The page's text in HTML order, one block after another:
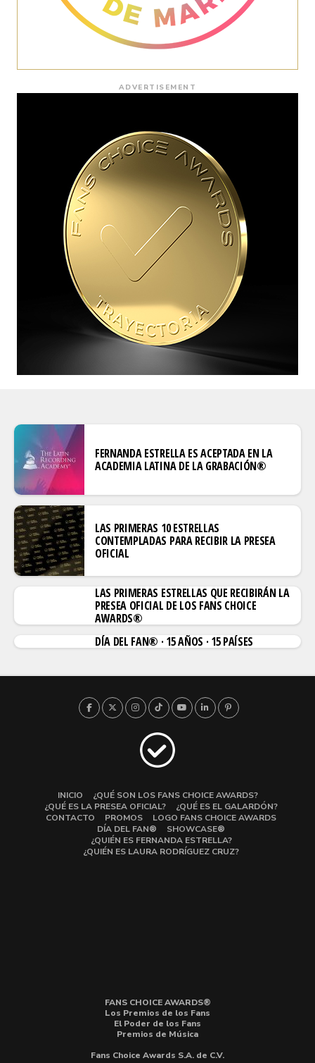
ADVERTISEMENT
FERNANDA ESTRELLA ES ACEPTADA EN LA
ACADEMIA LATINA DE LA GRABACIÓN®
LAS PRIMERAS 10 ESTRELLAS
CONTEMPLADAS PARA RECIBIR LA PRESEA
OFICIAL
LAS PRIMERAS ESTRELLAS QUE RECIBIRÁN LA
PRESEA OFICIAL DE LOS FANS CHOICE
AWARDS®
DÍA DEL FAN® · 15 AÑOS · 15 PAÍSES
INICIO
¿QUÉ SON LOS FANS CHOICE AWARDS?
¿QUÉ ES LA PRESEA OFICIAL?
¿QUÉ ES EL GALARDÓN?
CONTACTO
PROMOS
LOGO FANS CHOICE AWARDS
DÍA DEL FAN®
SHOWCASE®
¿QUIÉN ES FERNANDA ESTRELLA?
¿QUIÉN ES LAURA RODRÍGUEZ CRUZ?
FANS CHOICE AWARDS®
Los Premios de los Fans
El Poder de los Fans
Premios de Música
Fans Choice Awards S.A. de C.V.